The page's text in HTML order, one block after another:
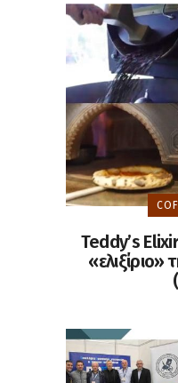
Teddy’s